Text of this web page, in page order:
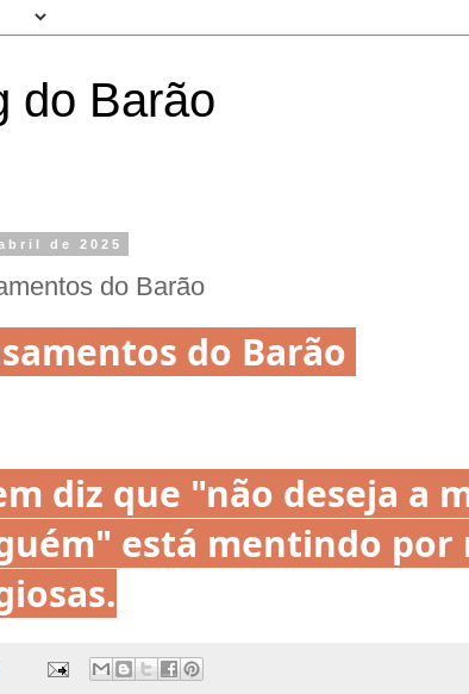
do Barão
de 2025
do Barão
do Barão
diz que "não deseja a
está mentindo por